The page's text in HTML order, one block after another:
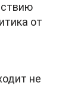
от
не